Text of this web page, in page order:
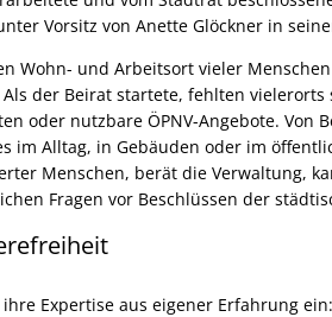
Vorsitz von Anette Glöckner in
Wohn- und Arbeitsort vieler
der Beirat startete, fehlten
oder nutzbare ÖPNV-Angebote. Von
im Alltag, in Gebäuden oder im
Menschen, berät die Verwaltung,
Fragen vor Beschlüssen der
Expertise aus eigener Erfahrung